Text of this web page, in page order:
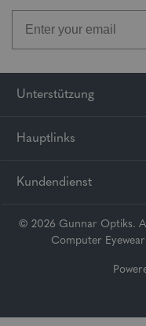
Unterstützung
Hauptlinks
Kundendienst
© 2026 Gunnar Optiks.
Computer